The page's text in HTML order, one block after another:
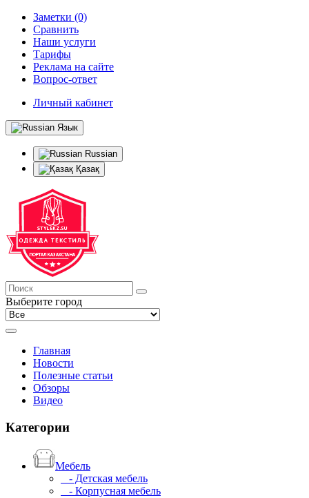
Заметки (0)
Сравнить
Наши услуги
Тарифы
Реклама на сайте
Вопрос-ответ
Личный кабинет
Язык
Russian
Қазақ
Выберите город
Главная
Новости
Полезные статьи
Обзоры
Видео
Категории
Мебель
- Детская мебель
- Корпусная мебель